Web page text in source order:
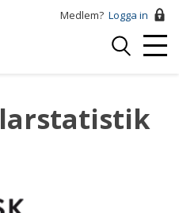
Medlem? Logga in
Logga